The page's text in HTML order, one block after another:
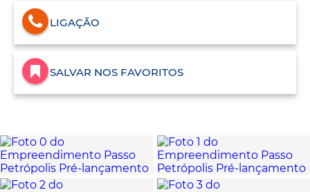
LIGAÇÃO
SALVAR NOS FAVORITOS